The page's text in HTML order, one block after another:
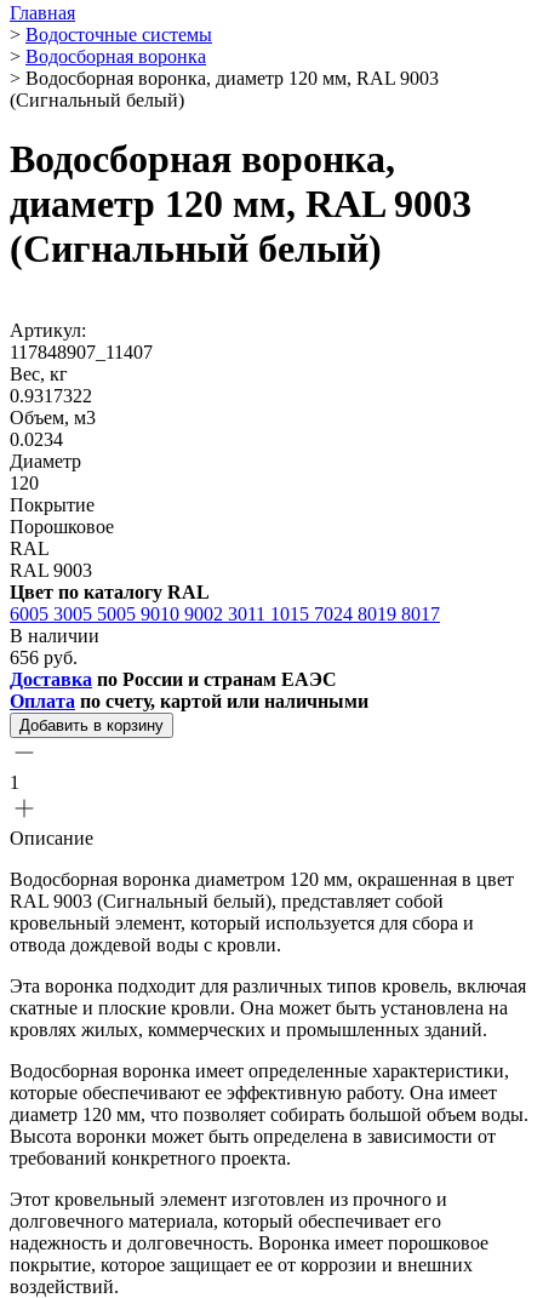
Главная
> Водосточные системы
> Водосборная воронка
> Водосборная воронка, диаметр 120 мм, RAL 9003
(Сигнальный белый)
Водосборная воронка,
диаметр 120 мм, RAL 9003
(Сигнальный белый)
Артикул:
117848907_11407
Вес, кг
0.9317322
Объем, м3
0.0234
Диаметр
120
Покрытие
Порошковое
RAL
RAL 9003
Цвет по каталогу RAL
6005 3005 5005 9010 9002 3011 1015 7024 8019 8017
В наличии
656 руб.
Доставка по России и странам ЕАЭС
Оплата по счету, картой или наличными
Добавить в корзину
1
Описание
Водосборная воронка диаметром 120 мм, окрашенная в цвет
RAL 9003 (Сигнальный белый), представляет собой
кровельный элемент, который используется для сбора и
отвода дождевой воды с кровли.
Эта воронка подходит для различных типов кровель, включая
скатные и плоские кровли. Она может быть установлена на
кровлях жилых, коммерческих и промышленных зданий.
Водосборная воронка имеет определенные характеристики,
которые обеспечивают ее эффективную работу. Она имеет
диаметр 120 мм, что позволяет собирать большой объем воды.
Высота воронки может быть определена в зависимости от
требований конкретного проекта.
Этот кровельный элемент изготовлен из прочного и
долговечного материала, который обеспечивает его
надежность и долговечность. Воронка имеет порошковое
покрытие, которое защищает ее от коррозии и внешних
воздействий.